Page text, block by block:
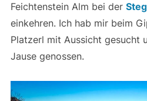
Feichtenstein Alm bei der
einkehren. Ich hab mir beim
Platzerl mit Aussicht gesucht
Jause genossen.